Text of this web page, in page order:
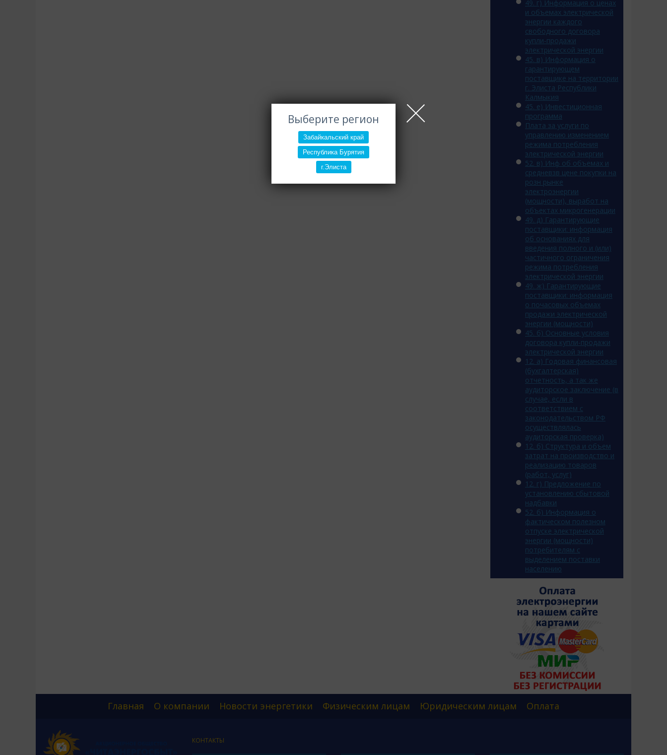
Выберите регион
Забайкальский край
Республика Бурятия
г.Элиста
49. г) Информация о ценах
и объемах электрической
энергии каждого
свободного договора
купли-продажи
электрической энергии
45. в) Информация о
гарантирующем
поставщике на территории
г. Элиста Республики
Калмыкия
45. e) Инвестиционная
программа
Плата за услуги по
управлению изменением
режима потребления
электрической энергии
52. в) Инф об объемах и
средневзв цене покупки на
розн рынке
электроэнергии
(мощности), выработ на
объектах микрогенерации
49. д) Гарантирующие
поставщики: информация
об основаниях для
введения полного и (или)
частичного ограничения
режима потребления
электрической энергии
49. ж) Гарантирующие
поставщики: информация
о почасовых объемах
продажи электрической
энергии (мощности)
45. б) Основные условия
договора купли-продажи
электрической энергии
12. a) Годовая финансовая
(бухгалтерская)
отчетность, а так же
аудиторское заключение (в
случае, если в
соответствием с
законодательством РФ
осуществлялась
аудиторская проверка)
12. б) Структура и объем
затрат на производство и
реализацию товаров
(работ, услуг)
12. г) Предложение по
установлению сбытовой
надбавки
52. б) Информация о
фактическом полезном
отпуске электрической
энергии (мощности)
потребителям с
выделением поставки
населению
Главная О компании Новости энергетики Физическим лицам Юридическим лицам Оплата
КОНТАКТЫ